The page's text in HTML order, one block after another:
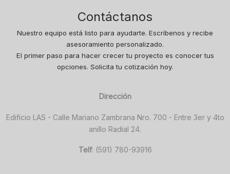
Contáctanos
Nuestro equipo está listo para ayudarte. Escríbenos y recibe
asesoramiento personalizado.
El primer paso para hacer crecer tu proyecto es conocer tus
opciones. Solicita tu cotización hoy.
Dirección
Edificio LAS - Calle Mariano Zambrana Nro. 700 - Entre 3er y 4to
anillo Radial 24.
Telf: (591) 780-93916